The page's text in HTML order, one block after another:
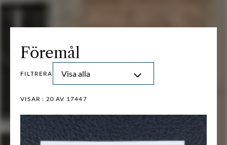
Föremål
FILTRERA Visa alla
VISAR : 20 AV 17447